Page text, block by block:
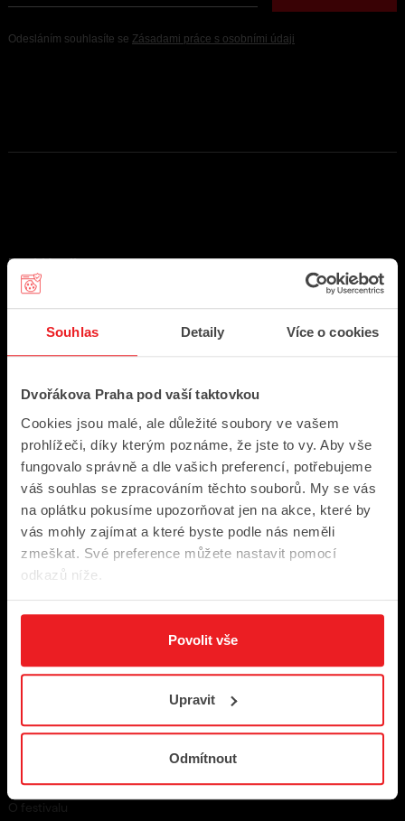
Souhlas Detaily Více o cookies
Dvořákova Praha pod vaší taktovkou
Cookies jsou malé, ale důležité soubory ve vašem
prohlížeči, díky kterým poznáme, že jste to vy. Aby vše
fungovalo správně a dle vašich preferencí, potřebujeme
váš souhlas se zpracováním těchto souborů. My se vás
na oplátku pokusíme upozorňovat jen na akce, které by
vás mohly zajímat a které byste podle nás neměli
zmeškat. Své preference můžete nastavit pomocí
odkazů níže.
Povolit vše
Upravit
Odmítnout
Rychlé odkazy
Pro média
Vše o nákupu
Prodejní místa
Slevy
Věrnostní program
O festivalu